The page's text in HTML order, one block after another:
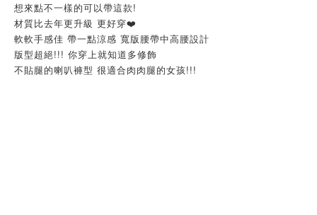
想來點不一樣的可以帶這款!
材質比去年更升級 更好穿❤️
軟軟手感佳 帶一點涼感 寬版腰帶中高腰設計
版型超絕!!! 你穿上就知道多修飾
不貼腿的喇叭褲型 很適合肉肉腿的女孩!!!